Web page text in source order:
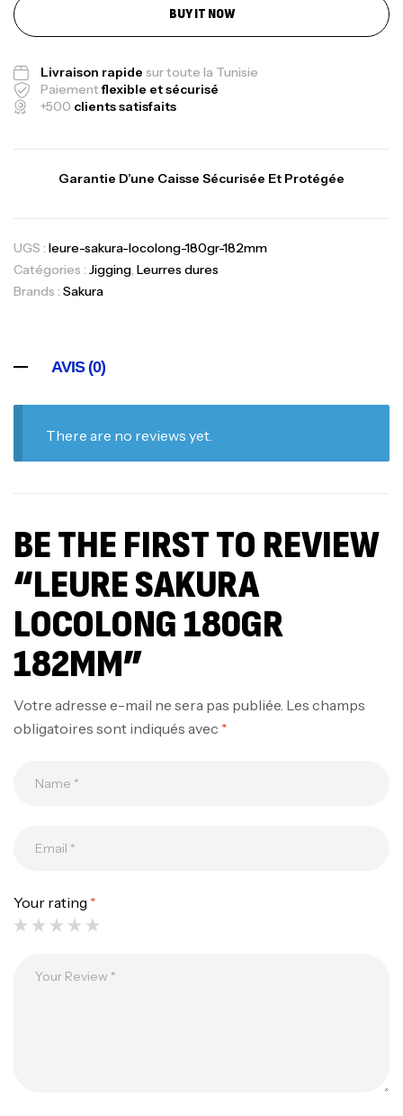
BUY IT NOW
Livraison rapide sur toute la Tunisie
Paiementflexible et sécurisé
+500 clients satisfaits
Garantie D’une Caisse Sécurisée Et Protégée
UGS : leure-sakura-locolong-180gr-182mm
Catégories : Jigging, Leurres dures
Brands : Sakura
AVIS (0)
There are no reviews yet.
BE THE FIRST TO REVIEW
“LEURE SAKURA
LOCOLONG 180GR
182MM”
Votre adresse e-mail ne sera pas publiée. Les champs
obligatoires sont indiqués avec *
Your rating *
Canne Jigging Sunset Massive Attack
Cannes,Jigging